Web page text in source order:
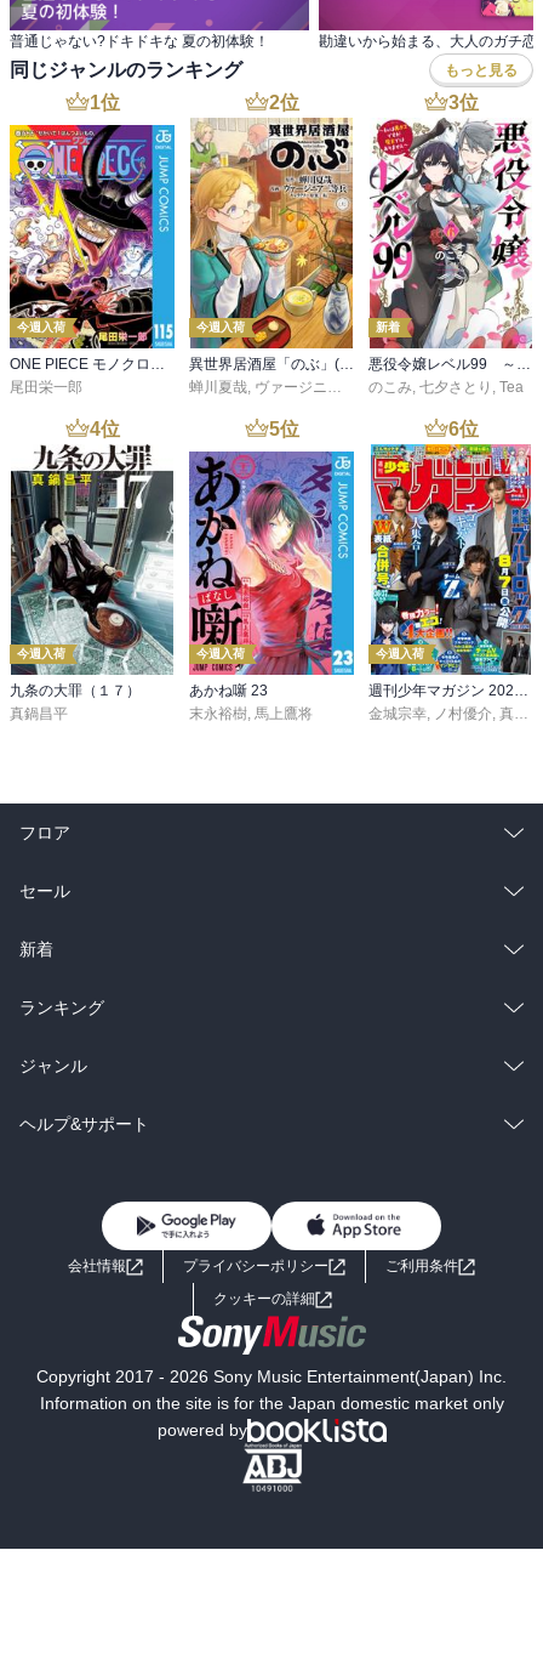
普通じゃない?ドキドキな 夏の初体験！
同じジャンルのランキング もっと見る
1位
今週入荷
ONE PIECE モノクロ版 115
尾田栄一郎
2位
今週入荷
異世界居酒屋「のぶ」(22)
蝉川夏哉, ヴァージニア二等兵 ,転
3位
新着
悪役令嬢レベル99 ～私は裏ボスですが魔王ではありません～ その６
のこみ, 七夕さとり , Tea
4位
今週入荷
九条の大罪（１７）
真鍋昌平
5位
今週入荷
あかね噺 23
末永裕樹, 馬上鷹将
6位
今週入荷
週刊少年マガジン 2026年36・37号[2026年8月5日発売]
金城宗幸, ノ村優介, 真島ヒロ
フロア
総合
ラノベ
雑誌・グラビア
BL・TL
セール
総合
ラノベ
雑誌・グラビア
BL・TL
新着
総合
ラノベ
雑誌・グラビア
ランキング
総合
ラノベ
ジャンル
コミック
ライトノベル 男子向けラノベ
小説
海外小説
ミステリー SF
文学
ヘルプ&サポート
よくあるご質問 お問い合わせ
会社情報 プライバシーポリシー
ご利用条件
クッキーの詳細
Copyright 2017 - 2026 Sony Music Entertainment(Japan) Inc.
Information on the site is for the Japan domestic market only
powered by